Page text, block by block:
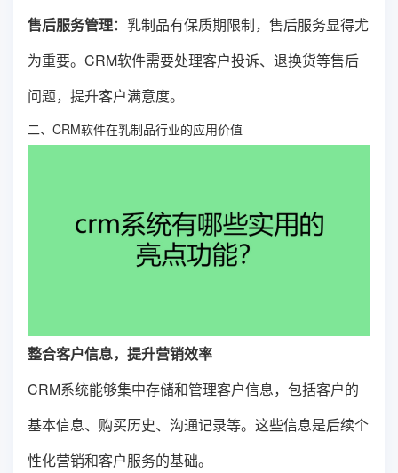
售后服务管理：乳制品有保质期限制，售后服务显得尤
为重要。CRM软件需要处理客户投诉、退换货等售后
问题，提升客户满意度。
二、CRM软件在乳制品行业的应用价值
整合客户信息，提升营销效率
CRM系统能够集中存储和管理客户信息，包括客户的
基本信息、购买历史、沟通记录等。这些信息是后续个
性化营销和客户服务的基础。